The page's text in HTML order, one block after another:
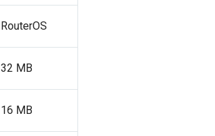
RouterOS
32 MB
16 MB